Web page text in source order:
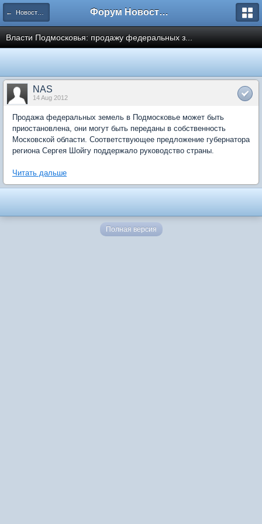
← Новости рынка недвижимости Форум Новостройки
Власти Подмосковья: продажу федеральных з...
NAS
14 Aug 2012
Продажа федеральных земель в Подмосковье может быть
приостановлена, они могут быть переданы в собственность
Московской области. Соответствующее предложение губернатора
региона Сергея Шойгу поддержало руководство страны.
Читать дальше
Полная версия